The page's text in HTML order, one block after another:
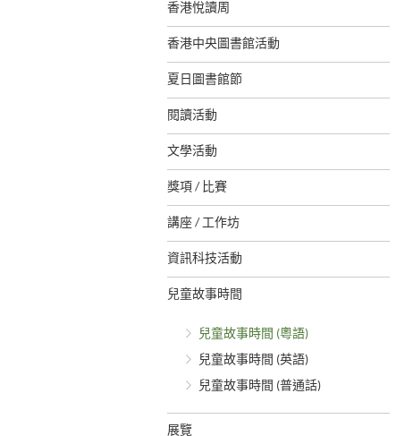
香港悅讀周
香港中央圖書館活動
夏日圖書館節
閱讀活動
文學活動
獎項 / 比賽
講座 / 工作坊
資訊科技活動
兒童故事時間
兒童故事時間 (粵語)
兒童故事時間 (英語)
兒童故事時間 (普通話)
展覽